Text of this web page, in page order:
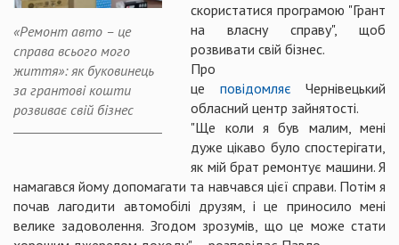
«Ремонт авто – це
справа всього мого
життя»: як буковинець
за грантові кошти
розвиває свій бізнес
скористатися програмою "Грант
на власну справу", щоб
розвивати свій бізнес.
Про
це повідомляє Чернівецький
обласний центр зайнятості.
"Ще коли я був малим, мені
дуже цікаво було спостерігати,
як мій брат ремонтує машини. Я
намагався йому допомагати та навчався цієї справи. Потім я
почав лагодити автомобілі друзям, і це приносило мені
велике задоволення. Згодом зрозумів, що це може стати